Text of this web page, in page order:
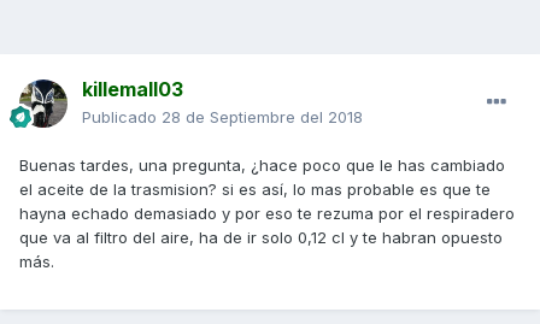
killemall03
Publicado 28 de Septiembre del 2018
Buenas tardes, una pregunta, ¿hace poco que le has cambiado
el aceite de la trasmision? si es así, lo mas probable es que te
hayna echado demasiado y por eso te rezuma por el respiradero
que va al filtro del aire, ha de ir solo 0,12 cl y te habran opuesto
más.